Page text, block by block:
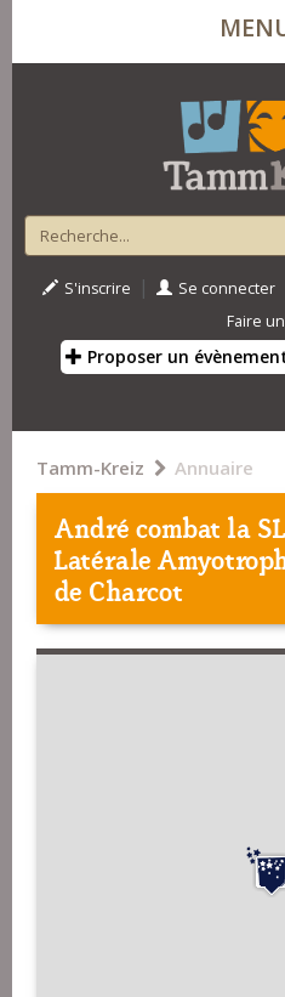
S'inscrire | Se connecter
Faire
Proposer un
Tamm-Kreiz Annuaire
André combat la
Latérale
de Charcot